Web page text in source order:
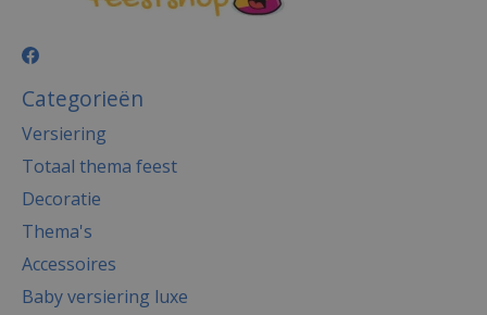
Categorieën
Versiering
Totaal thema feest
Decoratie
Thema's
Accessoires
Baby versiering luxe